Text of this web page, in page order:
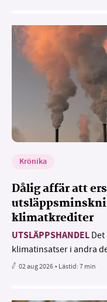
Krönika
Dålig affär att
klimatkrediter
UTSLÄPPSHANDEL
klimatinsatser i andra
02 aug 2026• Lästid:7 min